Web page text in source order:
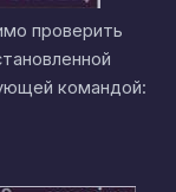
проверить
командой: